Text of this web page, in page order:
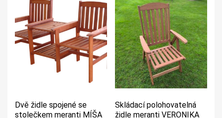
Dvě židle spojené se
stolečkem meranti MÍŠA
Skládací polohovatelná
židle meranti VERONIKA